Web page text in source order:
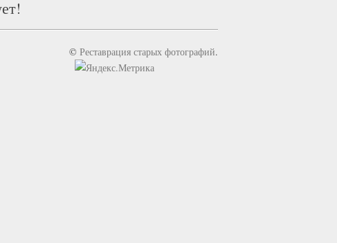
© Реставрация старых фотографий.